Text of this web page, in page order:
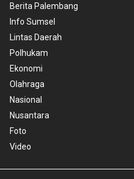
Berita Palembang
Info Sumsel
Lintas Daerah
Polhukam
Ekonomi
Olahraga
Nasional
Nusantara
Foto
Video